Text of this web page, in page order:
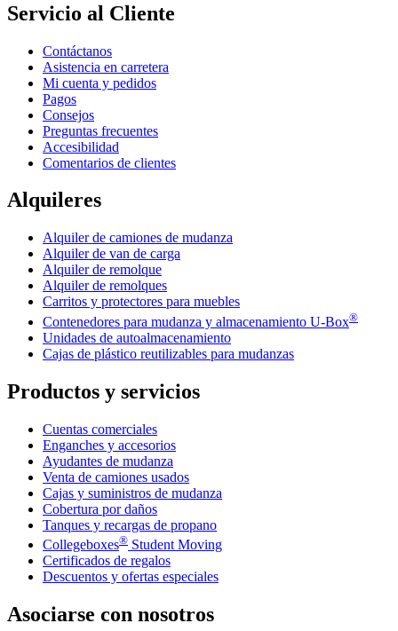
Servicio al Cliente
Contáctanos
Asistencia en carretera
Mi cuenta y pedidos
Pagos
Consejos
Preguntas frecuentes
Accesibilidad
Comentarios de clientes
Alquileres
Alquiler de camiones de mudanza
Alquiler de van de carga
Alquiler de remolque
Alquiler de remolques
Carritos y protectores para muebles
Contenedores para mudanza y almacenamiento U-Box®
Unidades de autoalmacenamiento
Cajas de plástico reutilizables para mudanzas
Productos y servicios
Cuentas comerciales
Enganches y accesorios
Ayudantes de mudanza
Venta de camiones usados
Cajas y suministros de mudanza
Cobertura por daños
Tanques y recargas de propano
Collegeboxes® Student Moving
Certificados de regalos
Descuentos y ofertas especiales
Asociarse con nosotros